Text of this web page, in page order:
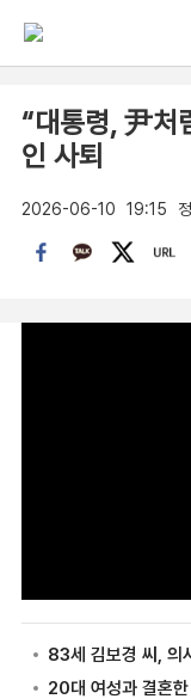
“대통령, 尹처
인 사퇴
2026-06-10 19:15